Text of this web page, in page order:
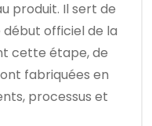
produit. Il sert de
officiel de la
cette étape, de
fabriquées en
processus et